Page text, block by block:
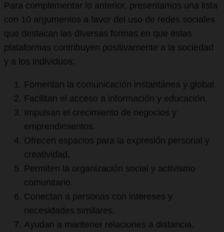
Para complementar lo anterior, presentamos una lista
con 10 argumentos a favor del uso de redes sociales
que destacan las diversas formas en que estas
plataformas contribuyen positivamente a la sociedad
y a los individuos:
Fomentan la comunicación instantánea y global.
Facilitan el acceso a información y educación.
Impulsan el crecimiento de negocios y
emprendimientos.
Ofrecen espacios para la expresión personal y
creatividad.
Permiten la organización social y activismo
comunitario.
Conectan a personas con intereses y
necesidades similares.
Ayudan a mantener relaciones a distancia.